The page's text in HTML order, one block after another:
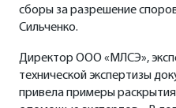
сборы за разрешение
Сильченко.
Директор ООО «МЛСЭ»,
технической экспертизы
привела примеры